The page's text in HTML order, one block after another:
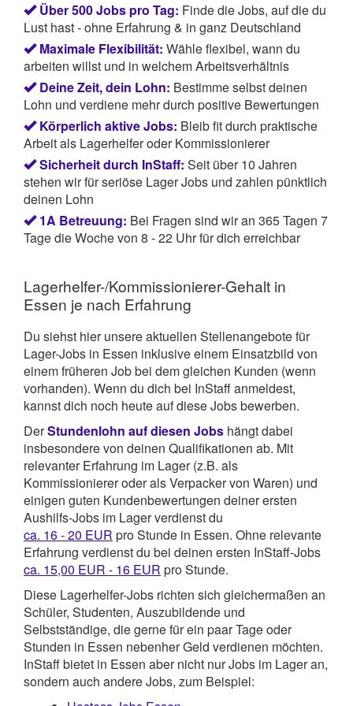
Über 500 Jobs pro Tag: Finde die Jobs, auf die du
Lust hast - ohne Erfahrung & in ganz Deutschland
Maximale Flexibilität: Wähle flexibel, wann du
arbeiten willst und in welchem Arbeitsverhältnis
Deine Zeit, dein Lohn: Bestimme selbst deinen
Lohn und verdiene mehr durch positive Bewertungen
Körperlich aktive Jobs: Bleib fit durch praktische
Arbeit als Lagerhelfer oder Kommissionierer
Sicherheit durch InStaff: Seit über 10 Jahren
stehen wir für seriöse Lager Jobs und zahlen pünktlich
deinen Lohn
1A Betreuung: Bei Fragen sind wir an 365 Tagen 7
Tage die Woche von 8 - 22 Uhr für dich erreichbar
Lagerhelfer-/Kommissionierer-Gehalt in
Essen je nach Erfahrung
Du siehst hier unsere aktuellen Stellenangebote für
Lager-Jobs in Essen inklusive einem Einsatzbild von
einem früheren Job bei dem gleichen Kunden (wenn
vorhanden). Wenn du dich bei InStaff anmeldest,
kannst dich noch heute auf diese Jobs bewerben.
DerStundenlohn auf diesen Jobs hängt dabei
insbesondere von deinen Qualifikationen ab. Mit
relevanter Erfahrung im Lager (z.B. als
Kommissionierer oder als Verpacker von Waren) und
einigen guten Kundenbewertungen deiner ersten
Aushilfs-Jobs im Lager verdienst du
ca. 16 - 20 EUR pro Stunde in Essen. Ohne relevante
Erfahrung verdienst du bei deinen ersten InStaff-Jobs
ca. 15,00 EUR - 16 EUR pro Stunde.
Diese Lagerhelfer-Jobs richten sich gleichermaßen an
Schüler, Studenten, Auszubildende und
Selbstständige, die gerne für ein paar Tage oder
Stunden in Essen nebenher Geld verdienen möchten.
InStaff bietet in Essen aber nicht nur Jobs im Lager an,
sondern auch andere Jobs, zum Beispiel: